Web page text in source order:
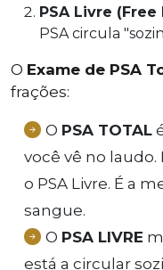
PSA Livre (Free
PSA circula
O Exame de PSA
frações:
O PSA TOTAL
você vê no laudo.
o PSA Livre. É a
sangue.
O PSA LIVRE
está a circular